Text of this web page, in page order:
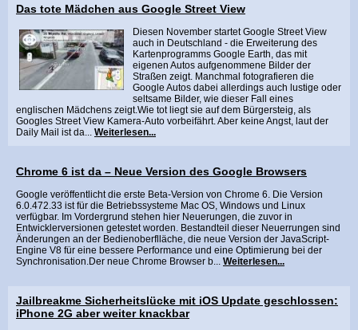
Das tote Mädchen aus Google Street View
Diesen November startet Google Street View
auch in Deutschland - die Erweiterung des
Kartenprogramms Google Earth, das mit
eigenen Autos aufgenommene Bilder der
Straßen zeigt. Manchmal fotografieren die
Google Autos dabei allerdings auch lustige oder
seltsame Bilder, wie dieser Fall eines
englischen Mädchens zeigt.Wie tot liegt sie auf dem Bürgersteig, als
Googles Street View Kamera-Auto vorbeifährt. Aber keine Angst, laut der
Daily Mail ist da... Weiterlesen...
Chrome 6 ist da – Neue Version des Google Browsers
Google veröffentlicht die erste Beta-Version von Chrome 6. Die Version
6.0.472.33 ist für die Betriebssysteme Mac OS, Windows und Linux
verfügbar. Im Vordergrund stehen hier Neuerungen, die zuvor in
Entwicklerversionen getestet worden. Bestandteil dieser Neuerrungen sind
Änderungen an der Bedienoberflläche, die neue Version der JavaScript-
Engine V8 für eine bessere Performance und eine Optimierung bei der
Synchronisation.Der neue Chrome Browser b... Weiterlesen...
Jailbreakme Sicherheitslücke mit iOS Update geschlossen:
iPhone 2G aber weiter knackbar